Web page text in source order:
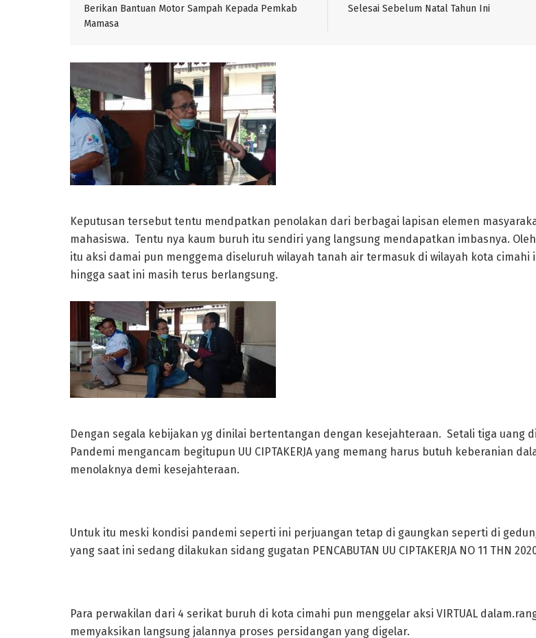
Berikan Bantuan Motor Sampah Kepada Pemkab
Mamasa
Selesai Sebelum Natal Tahun Ini
Keputusan tersebut tentu mendpatkan penolakan dari berbagai lapisan elemen
mahasiswa. Tentu nya kaum buruh itu sendiri yang langsung mendapatkan imbasnya.
itu aksi damai pun menggema diseluruh wilayah tanah air termasuk di wilayah kota cimahi
hingga saat ini masih terus berlangsung.
Dengan segala kebijakan yg dinilai bertentangan dengan kesejahteraan. Setali tiga uang
Pandemi mengancam begitupun UU CIPTAKERJA yang memang harus butuh keberanian
menolaknya demi kesejahteraan.
Untuk itu meski kondisi pandemi seperti ini perjuangan tetap di gaungkan seperti di
yang saat ini sedang dilakukan sidang gugatan PENCABUTAN UU CIPTAKERJA NO 11 THN
Para perwakilan dari 4 serikat buruh di kota cimahi pun menggelar aksi VIRTUAL
memyaksikan langsung jalannya proses persidangan yang digelar.